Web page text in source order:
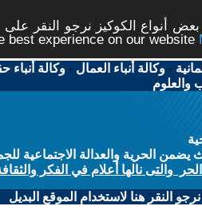
أنواع الكوكيز نرجو النقر
best experience on our website
-وكالة أنباء العمال -وكالة أنباء
والعلوم
الحرية والعدالة الاجتماعية
والتى نالها أعلام في الفكر
النقر هنا لاستخدام الموقع البديل